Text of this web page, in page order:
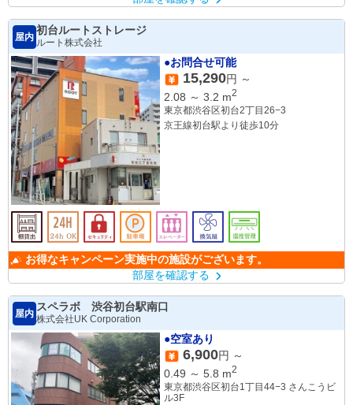
屋内
初台ルートストレージ
ルート株式会社
●お問合せ可能
15,290円 ～
2.08 ～ 3.2 m2
東京都渋谷区初台2丁目26−3
京王線初台駅より徒歩10分
お得なキャンペーン実施中の施設がございます。
部屋を確認する
屋内
スペラボ 渋谷初台駅南口
株式会社UK Corporation
●空室あり
6,900円 ～
0.49 ～ 5.8 m2
東京都渋谷区初台1丁目44−3 さんこうビ
ル3F